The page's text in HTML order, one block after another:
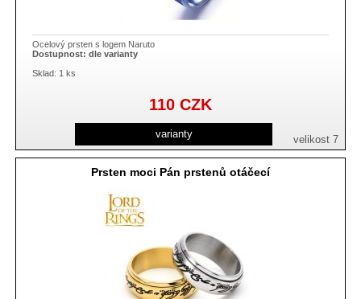
Ocelový prsten s logem Naruto
Dostupnost:dle varianty
Sklad: 1 ks
varianty velikost 7
110 CZK
Prsten moci Pán prstenů otáčecí